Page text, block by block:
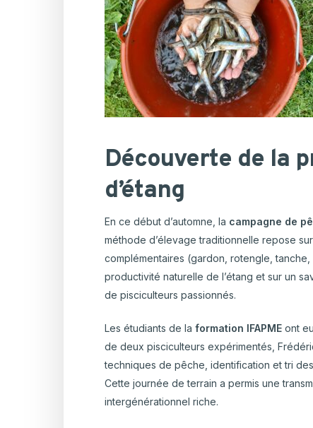
Découverte de la
d’étang
En ce début d’automne, la campagne de
méthode d’élevage traditionnelle repose
complémentaires (gardon, rotengle,
productivité naturelle de l’étang et sur un
de pisciculteurs passionnés.
Les étudiants de laformation IFAPME ont
de deux pisciculteurs expérimentés,
techniques de pêche, identification et tri
Cette journée de terrain a permis une
intergénérationnel riche.